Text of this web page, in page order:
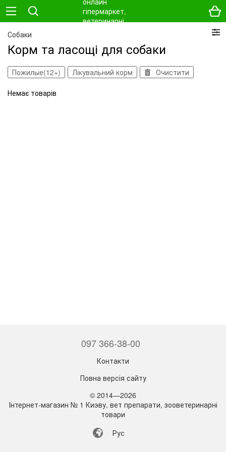
Собаки
Корм та ласощі для собаки
Пожилые(12+) Лікувальний корм Очистити
Немає товарів
097 366-38-00
Контакти
Повна версія сайту
© 2014—2026
Інтернет-магазин № 1 Киэву, вет препарати, зооветеринарні
товари
Рус